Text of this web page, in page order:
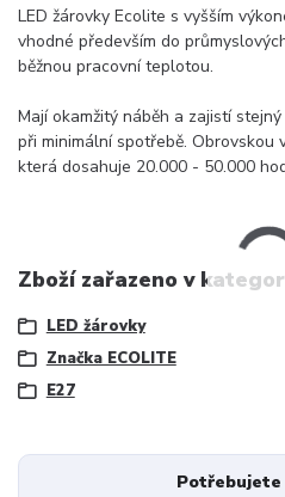
LED žárovky Ecolite s vyšším
vhodné především do
běžnou pracovní teplotou.
Mají okamžitý náběh a zajistí
při minimální spotřebě. Obrovskou
která dosahuje 20.000 - 50.000
Zboží zařazeno v
LED žárovky
Značka ECOLITE
E27